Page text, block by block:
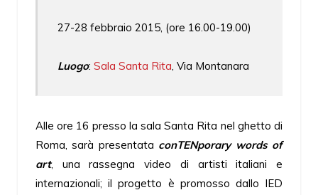
27-28 febbraio 2015, (ore 16.00-19.00)
Luogo: Sala Santa Rita, Via Montanara
Alle ore 16 presso la sala Santa Rita nel ghetto di
Roma, sarà presentata conTENporary words of
art, una rassegna video di artisti italiani e
internazionali; il progetto è promosso dallo IED